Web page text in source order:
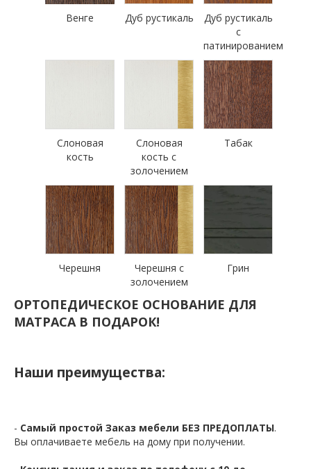
Венге Дуб рустикаль
Дуб рустикаль
с
патинированием
Слоновая
кость
Слоновая
кость с
золочением
Табак
Черешня
Черешня с
золочением
Грин
ОРТОПЕДИЧЕСКОЕ ОСНОВАНИЕ ДЛЯ
МАТРАСА В ПОДАРОК!
Наши преимущества:
- Самый простой Заказ мебели БЕЗ ПРЕДОПЛАТЫ.
Вы оплачиваете мебель на дому при получении.